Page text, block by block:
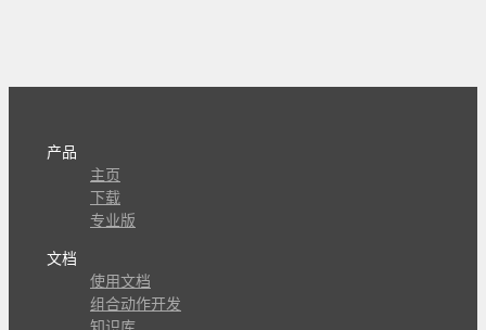
产品
主页
下载
专业版
文档
使用文档
组合动作开发